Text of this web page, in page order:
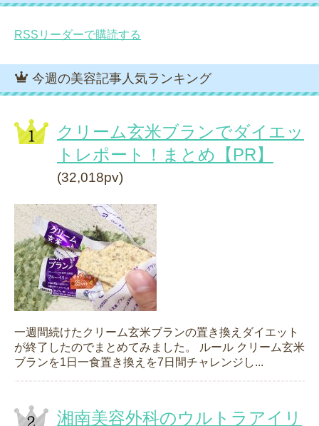
RSSリーダーで購読する
今週の美容記事人気ランキング
クリーム玄米ブランでダイエッ
トレポート！まとめ【PR】
(32,018pv)
一週間続けたクリーム玄米ブランの置き換えダイエット
が終了したのでまとめてみました。 ルール クリーム玄米
ブランを1日一食置き換えを7日間チャレンジし...
湘南美容外科のウルトラアイリ